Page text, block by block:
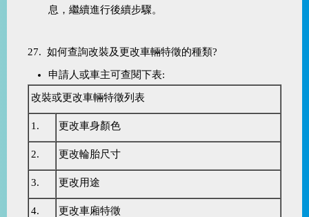
息，繼續進行後續步驟。
27. 如何查詢改裝及更改車輛特徵的種類?
申請人或車主可查閱下表:
改裝或更改車輛特徵列表
1. 更改車身顏色
2. 更改輪胎尺寸
3. 更改用途
4. 更改車廂特徵